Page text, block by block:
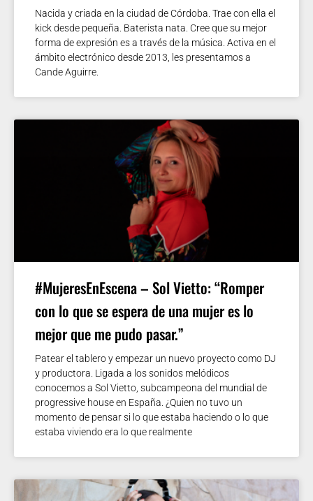
Nacida y criada en la ciudad de Córdoba. Trae con ella el
kick desde pequeña. Baterista nata. Cree que su mejor
forma de expresión es a través de la música. Activa en el
ámbito electrónico desde 2013, les presentamos a
Cande Aguirre.
#MujeresEnEscena – Sol Vietto: “Romper
con lo que se espera de una mujer es lo
mejor que me pudo pasar.”
Patear el tablero y empezar un nuevo proyecto como DJ
y productora. Ligada a los sonidos melódicos
conocemos a Sol Vietto, subcampeona del mundial de
progressive house en España. ¿Quien no tuvo un
momento de pensar si lo que estaba haciendo o lo que
estaba viviendo era lo que realmente